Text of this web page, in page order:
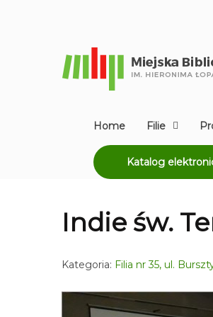
Home Filie
Katalog
Indie św.
Kategoria: Filia nr 35, ul.